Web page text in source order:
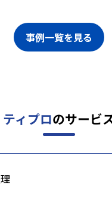
事例一覧を見る
ティプロのサービ